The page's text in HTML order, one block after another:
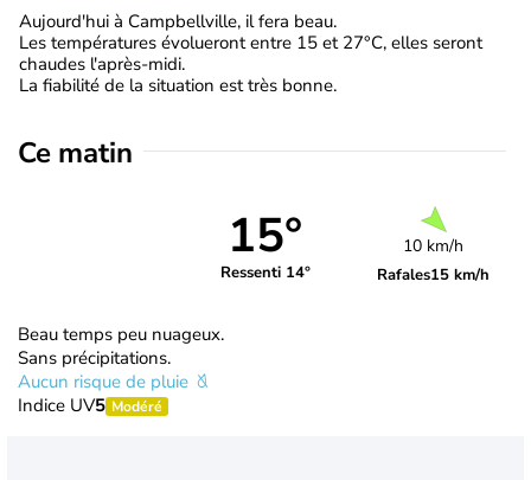
Aujourd'hui à Campbellville, il fera beau.
Les températures évolueront entre 15 et 27°C, elles seront
chaudes l'après-midi.
La fiabilité de la situation est très bonne.
Ce matin
15°
Ressenti 14°
10 km/h
Rafales15 km/h
Beau temps peu nuageux.
Sans précipitations.
Aucun risque de pluie
Indice UV5 Modéré